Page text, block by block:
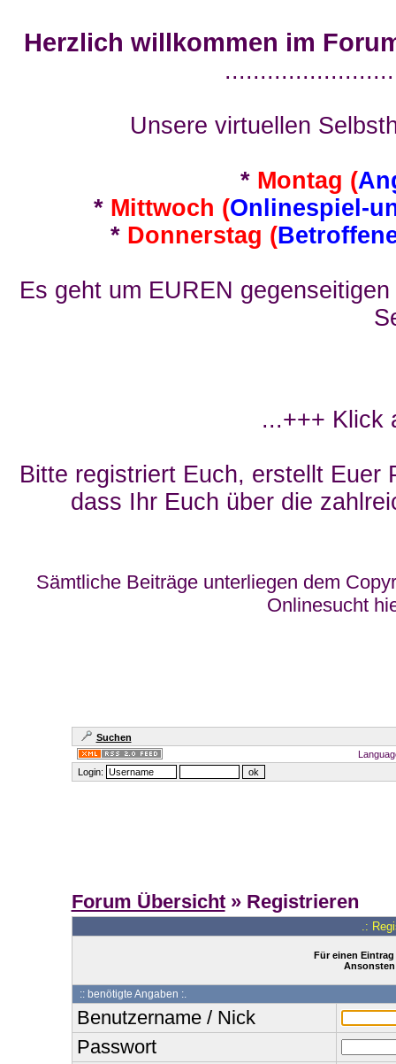
Herzlich willkommen im
Unsere virtuellen
* Montag (
* Mittwoch (Onlinespiel-
* Donnerstag (
Es geht um EUREN
...+++ Klick
Bitte registriert Euch, erstellt Euer
dass Ihr Euch über die
Sämtliche Beiträge unterliegen dem
Onlinesucht
Suchen
Login:
Forum Übersicht» Registrieren
.:
Für einen
:: benötigte Angaben :.
Benutzername / Nick
Passwort